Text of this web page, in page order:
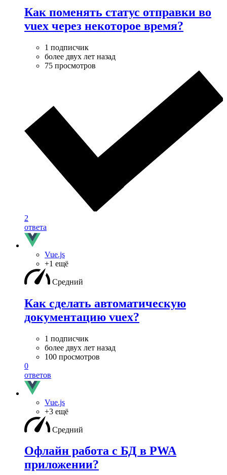
Как поменять статус отправки во
vuex через некоторое время?
1 подписчик
более двух лет назад
75 просмотров
2
ответа
Vue.js
+1 ещё
Средний
Как сделать автоматическую
документацию vuex?
1 подписчик
более двух лет назад
100 просмотров
0
ответов
Vue.js
+3 ещё
Средний
Офлайн работа с БД в PWA
приложении?